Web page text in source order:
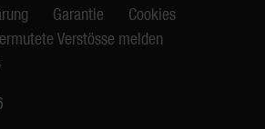
Garantie
Cookies
Verstösse melden